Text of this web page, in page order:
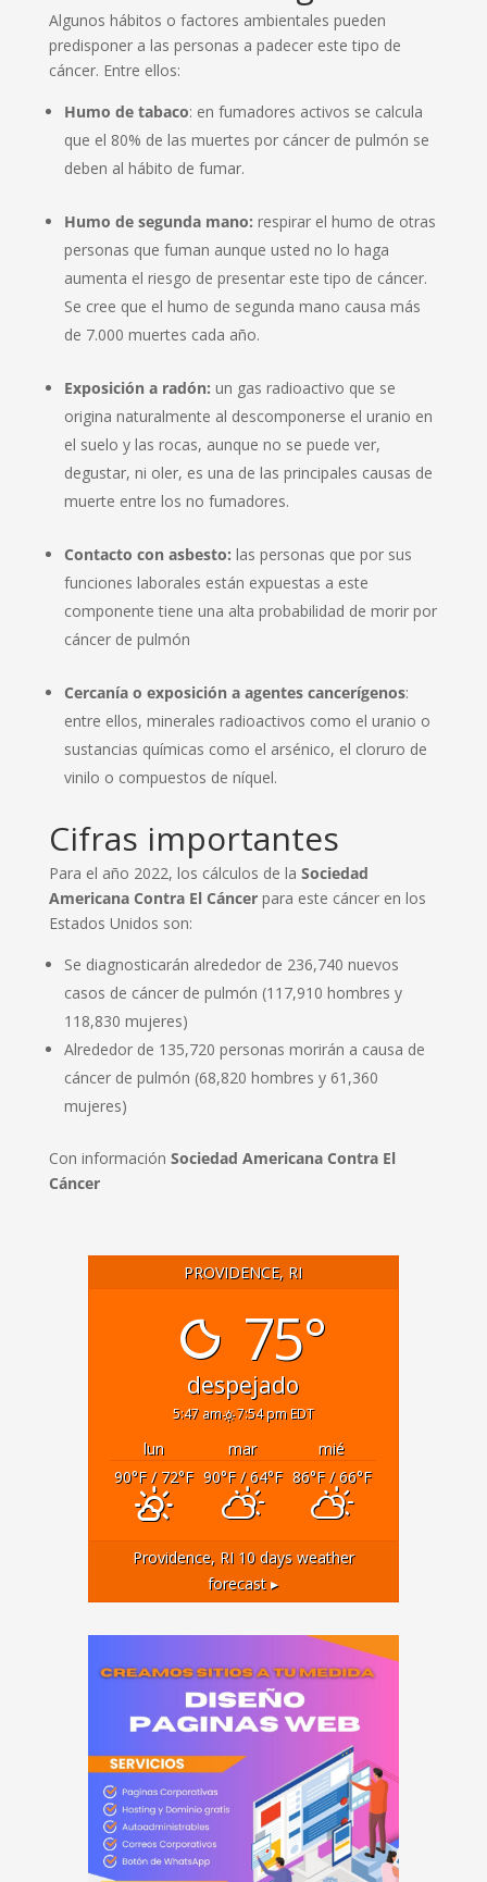
Algunos hábitos o factores ambientales pueden
predisponer a las personas a padecer este tipo de
cáncer. Entre ellos:
Humo de tabaco: en fumadores activos se calcula
que el 80% de las muertes por cáncer de pulmón se
deben al hábito de fumar.
Humo de segunda mano: respirar el humo de otras
personas que fuman aunque usted no lo haga
aumenta el riesgo de presentar este tipo de cáncer.
Se cree que el humo de segunda mano causa más
de 7.000 muertes cada año.
Exposición a radón: un gas radioactivo que se
origina naturalmente al descomponerse el uranio en
el suelo y las rocas, aunque no se puede ver,
degustar, ni oler, es una de las principales causas de
muerte entre los no fumadores.
Contacto con asbesto: las personas que por sus
funciones laborales están expuestas a este
componente tiene una alta probabilidad de morir por
cáncer de pulmón
Cercanía o exposición a agentes cancerígenos:
entre ellos, minerales radioactivos como el uranio o
sustancias químicas como el arsénico, el cloruro de
vinilo o compuestos de níquel.
Cifras importantes
Para el año 2022, los cálculos de la Sociedad
Americana Contra El Cáncerpara este cáncer en los
Estados Unidos son:
Se diagnosticarán alrededor de 236,740 nuevos
casos de cáncer de pulmón (117,910 hombres y
118,830 mujeres)
Alrededor de 135,720 personas morirán a causa de
cáncer de pulmón (68,820 hombres y 61,360
mujeres)
Con información Sociedad Americana Contra El
Cáncer
PROVIDENCE, RI
75°
despejado
5:47 am 7:54 pm EDT
lun mar
mié
90°F/ 72°F 90°F/ 64°F 86°F/ 66°F
Providence, RI10 days weather
forecast ▸